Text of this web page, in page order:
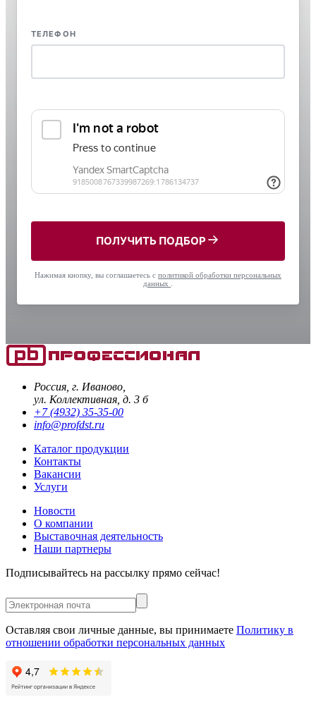
ТЕЛЕФОН
ПОЛУЧИТЬ ПОДБОР
Нажимая кнопку, вы соглашаетесь с политикой обработки персональных
данных
Россия, г. Иваново,
ул. Коллективная, д. 3 б
+7 (4932) 35-35-00
info@profdst.ru
Каталог продукции
Контакты
Вакансии
Услуги
Новости
О компании
Выставочная деятельность
Наши партнеры
Подписывайтесь на рассылку прямо сейчас!
Оставляя свои личные данные, вы принимаете Политику в
отношении обработки персональных данных